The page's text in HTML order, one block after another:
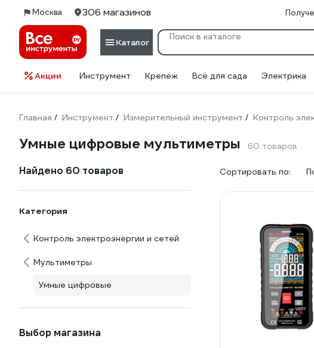
Москва 306 магазинов
Каталог
Акции Инструмент Крепеж Всё для сада Электрика
Главная / Инструмент / Измерительный инструмент / Контроль
Умные цифровые мультиметры 60 товаров
Найдено 60 товаров
Категория
Контроль электроэнергии и сетей
Мультиметры
Умные цифровые
Выбор магазина
Сортировать по: